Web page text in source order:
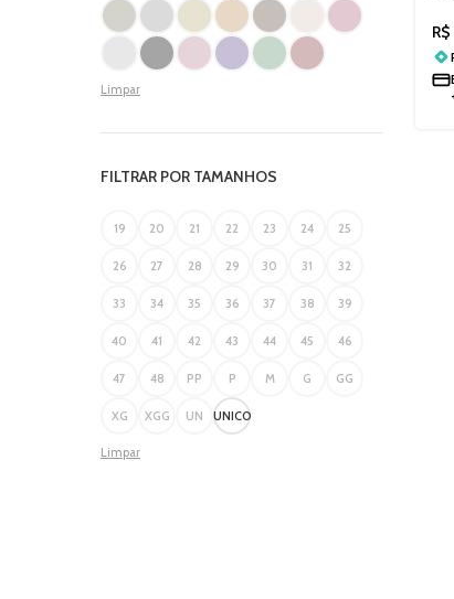
Limpar
FILTRAR POR TAMANHOS
19 20 21 22 23 24 25
26 27 28 29 30 31 32
33 34 35 36 37 38 39
40 41 42 43 44 45 46
47 48 PP P M G GG
XG XGG UN UNICO
Limpar
R$